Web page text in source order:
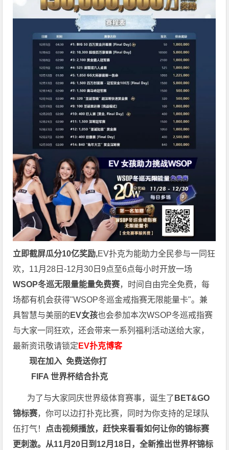
立即截屏瓜分10亿奖励,EV扑克为能助力全民参与一同狂
欢，11月28日-12月30日9点至6点每小时开放一场
WSOP冬巡无限量能量免费赛，时间自由完全免费，每
场都有机会获得"WSOP冬巡金戒指赛无限能量卡"。兼
具智慧与美丽的 EV女孩也会参加本次WSOP冬巡戒指赛
与大家一同狂欢，还会带来一系列福利活动送给大家，
最新资讯敬请锁定 EV扑克博客
现在加入免费送你打
FIFA 世界杯结合扑克
为了与大家同庆世界级体育赛事，诞生了 BET&GO
锦标赛，你可以边打扑克比赛，同时为你支持的足球队
伍打气！ 点击视频播放，赶快来看看如何让你的锦标赛
更刺激。 从11月20日到12月18日，全新推出世界杯锦标